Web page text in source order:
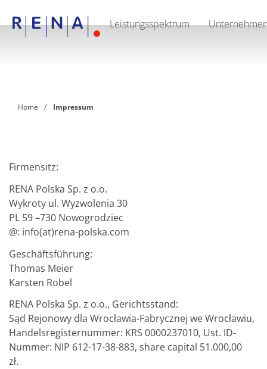
Leistungsspektrum
Kontakt & Anfahrt
Home Impressum
Firmensitz:
RENA Polska Sp. z o.o.
Wykroty ul. Wyzwolenia 30
PL 59 –730 Nowogrodziec
@: info(at)rena-polska.com
Geschäftsführung:
Thomas Meier
Karsten Robel
RENA Polska Sp. z o.o., Gerichtsstand:
Sąd Rejonowy dla Wrocławia-Fabrycznej we Wrocławiu,
Handelsregisternummer: KRS 0000237010, Ust. ID-
Nummer: NIP 612-17-38-883, share capital 51.000,00
zł.